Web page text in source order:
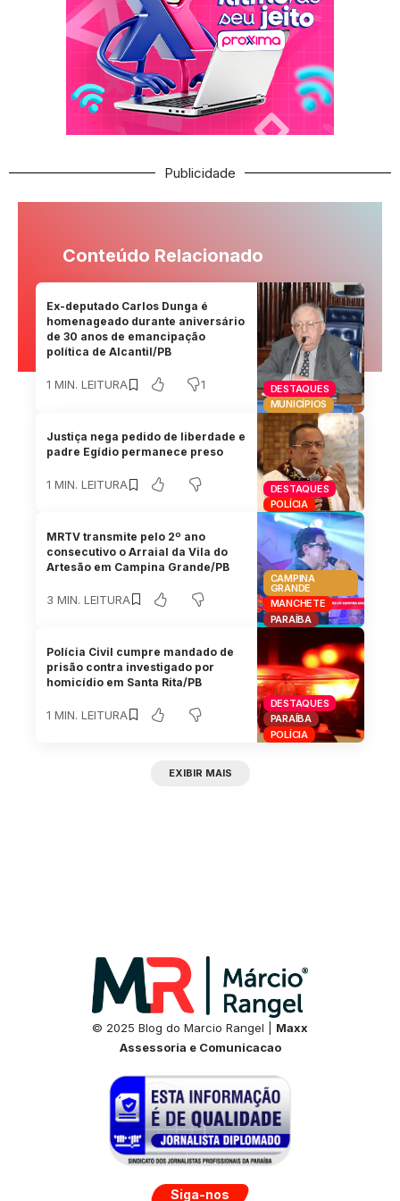
Publicidade
Conteúdo Relacionado
DESTAQUES
MUNICÍPIOS
Ex-deputado Carlos Dunga é
homenageado durante aniversário
de 30 anos de emancipação
política de Alcantil/PB
1 MIN. LEITURA 1
DESTAQUES
POLÍCIA
Justiça nega pedido de liberdade e
padre Egídio permanece preso
1 MIN. LEITURA
CAMPINA
GRANDE
MANCHETE
PARAÍBA
MRTV transmite pelo 2º ano
consecutivo o Arraial da Vila do
Artesão em Campina Grande/PB
3 MIN. LEITURA
DESTAQUES
PARAÍBA
POLÍCIA
Polícia Civil cumpre mandado de
prisão contra investigado por
homicídio em Santa Rita/PB
1 MIN. LEITURA
EXIBIR MAIS
© 2025 Blog do Marcio Rangel | Maxx
Assessoria e Comunicacao
Siga-nos